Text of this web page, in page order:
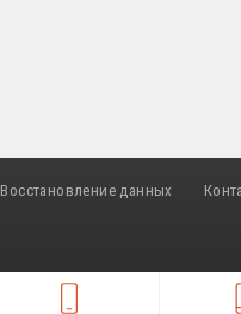
Восстановление данных